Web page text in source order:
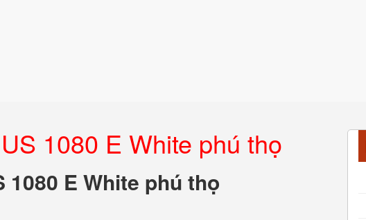
1080 E White phú thọ
E White phú thọ